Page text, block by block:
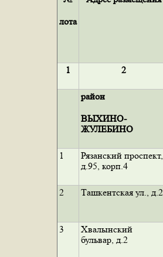
лота
1 2
район
ВЫХИНО-
ЖУЛЕБИНО
1
Рязанский проспект,
д.95, корп.4
2 Ташкентская ул., д.2
3
Хвалынский
бульвар, д.2